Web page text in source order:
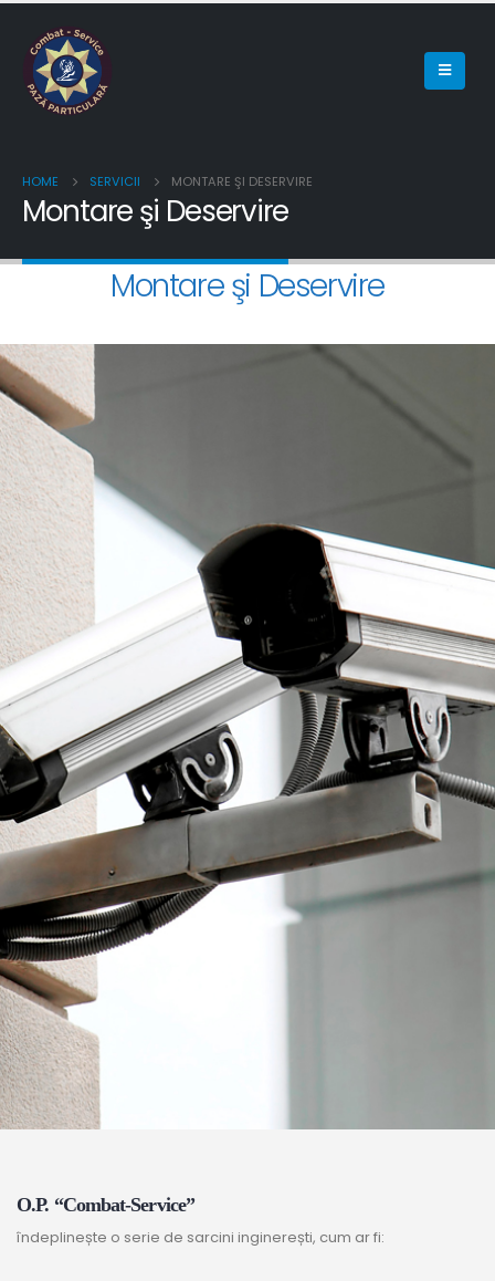
HOME SERVICII MONTARE ŞI DESERVIRE
Montare şi Deservire
Montare şi Deservire
О.P. “Combat-Service”
îndeplinește o serie de sarcini inginerești, cum ar fi: